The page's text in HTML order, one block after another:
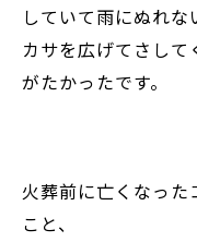
していて雨にぬれな
カサを広げてさして
がたかったです。
火葬前に亡くなった
こと、